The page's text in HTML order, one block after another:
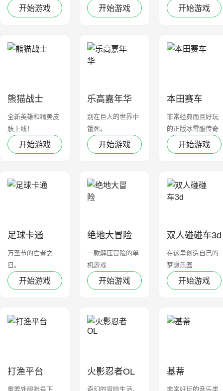
开始游戏 开始游戏
觉
开始游戏
熊猫战士
全新英雄和精美皮
肤上线！
开始游戏
乐高嘉年华
别在巨人的世界中
饿死。
开始游戏
本田赛车
非常经典而且好玩
的正版冰雪服传奇
开始游戏
足球卡通
万圣节的亡者之
日。
开始游戏
绝地大冒险
一款解压冒险的单
机游戏
开始游戏
双人碰碰车3d
在这里创造自己的
梦想乐园
开始游戏
打渔平台
需要外服账号下
火影忍者OL
奇幻的冒险生活。
基蒂
非常好玩的音乐类